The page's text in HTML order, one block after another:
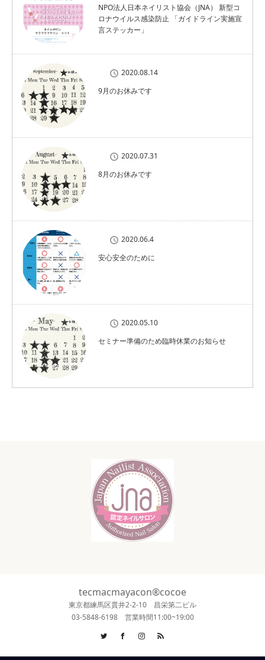
NPO法人日本ネイリスト協会（JNA） 新型コ
ロナウイルス感染防止 「ガイドライン実施宣
言ステッカー」
2020.08.14
9月のお休みです
2020.07.31
8月のお休みです
2020.06.4
安心安全のために
2020.05.10
セミナー準備のため臨時休業のお知らせ
tecmacmayacon®cocoe
東京都練馬区貫井2-2-10 昌栄第二ビル
03-5848-6198 営業時間11:00~19:00
Twitter FacebookInstagram